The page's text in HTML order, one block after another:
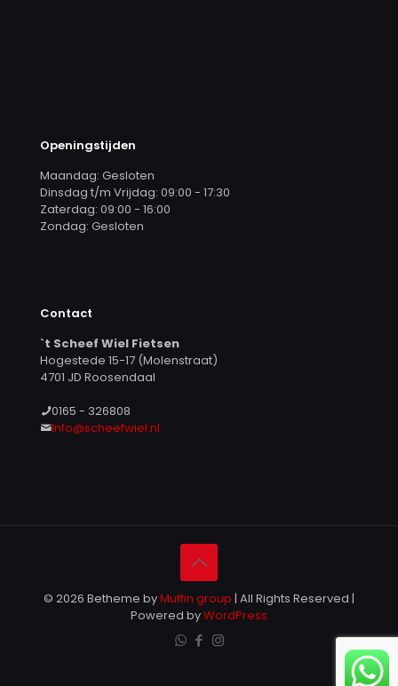
Openingstijden
Maandag: Gesloten
Dinsdag t/m Vrijdag: 09:00 - 17:30
Zaterdag: 09:00 - 16:00
Zondag: Gesloten
Contact
`t Scheef Wiel Fietsen
Hogestede 15-17 (Molenstraat)
4701 JD Roosendaal
0165 - 326808
Info@scheefwiel.nl
© 2026 Betheme byMuffin group | All Rights Reserved |
Powered byWordPress